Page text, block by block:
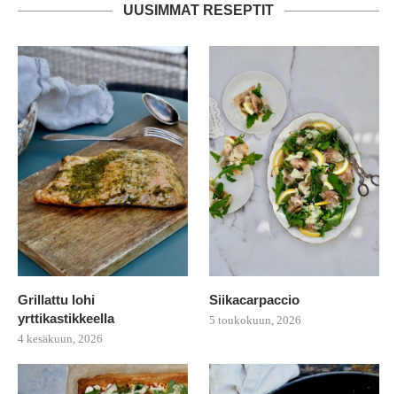
UUSIMMAT RESEPTIT
Grillattu lohi
yrttikastikkeella
4 kesäkuun, 2026
Siikacarpaccio
5 toukokuun, 2026